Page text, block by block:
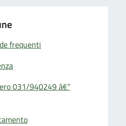
frequenti
031/940249 â€“